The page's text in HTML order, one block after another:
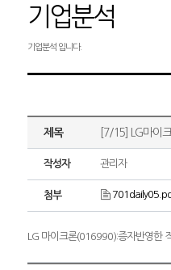
기업분석
기업분석 입니다.
제목 [7/15] LG마이
작성자 관리자
첨부
LG 마이크론(016990):증자반영한